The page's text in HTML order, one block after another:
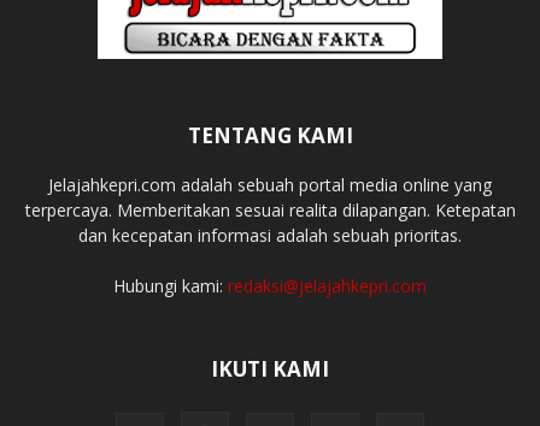
TENTANG KAMI
Jelajahkepri.com adalah sebuah portal media online yang
terpercaya. Memberitakan sesuai realita dilapangan. Ketepatan
dan kecepatan informasi adalah sebuah prioritas.
Hubungi kami: redaksi@jelajahkepri.com
IKUTI KAMI